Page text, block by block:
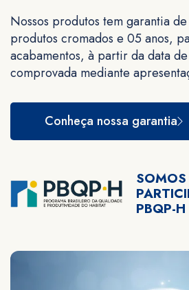
Nossos produtos tem garantia
produtos cromados e 05 anos,
acabamentos, à partir da data
comprovada mediante
Conheça nossa garantia
SOMOS
PBQP-H